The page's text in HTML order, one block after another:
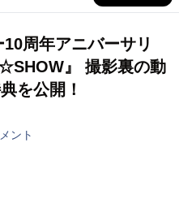
周年アニバーサリ
』 撮影裏の動
を公開！
ント